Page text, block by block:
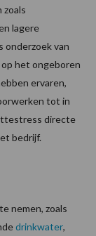
zoals
lagere
onderzoek van
het ongeboren
ervaren,
tot in
directe
bedrijf.
nemen, zoals
drinkwater,